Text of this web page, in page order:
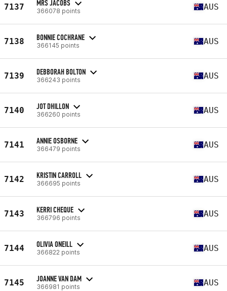
7137 MRS JACOBS
366078 points AUS
7138 BONNIE COCHRANE
366145 points AUS
7139 DEBBORAH BOLTON
366243 points AUS
7140 JOT DHILLON
366260 points AUS
7141 ANNIE OSBORNE
366479 points AUS
7142 KRISTIN CARROLL
366695 points AUS
7143 KERRI CHEQUE
366796 points AUS
7144 OLIVIA ONEILL
366822 points AUS
7145 JOANNE VAN DAM
366981 points AUS